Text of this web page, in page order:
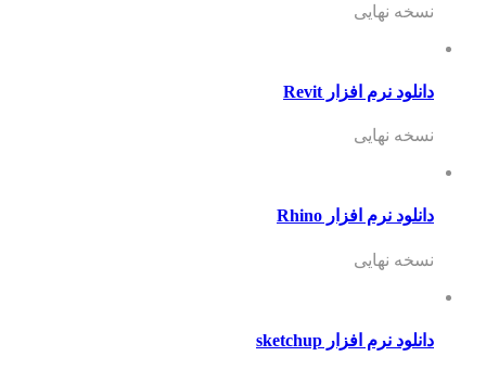
نسخه نهایی
دانلود نرم افزار Revit
نسخه نهایی
دانلود نرم افزار Rhino
نسخه نهایی
دانلود نرم افزار sketchup